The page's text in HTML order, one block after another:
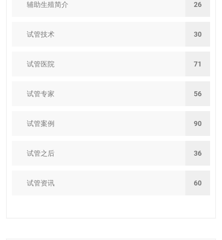
辅助生殖简介 26
试管技术 30
试管医院 71
试管专家 56
试管案例 90
试管之后 36
试管资讯 60